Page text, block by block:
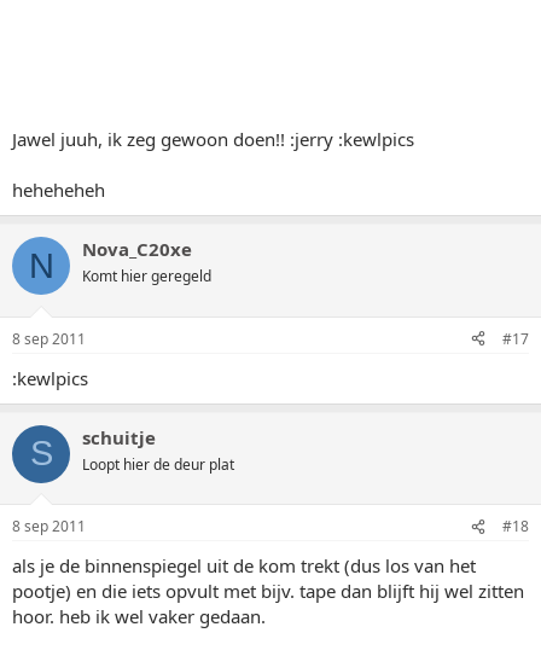
Jawel juuh, ik zeg gewoon doen!! :jerry :kewlpics
heheheheh
N Nova_C20xe
Komt hier geregeld
8 sep 2011 #17
:kewlpics
S schuitje
Loopt hier de deur plat
8 sep 2011 #18
als je de binnenspiegel uit de kom trekt (dus los van het
pootje) en die iets opvult met bijv. tape dan blijft hij wel zitten
hoor. heb ik wel vaker gedaan.